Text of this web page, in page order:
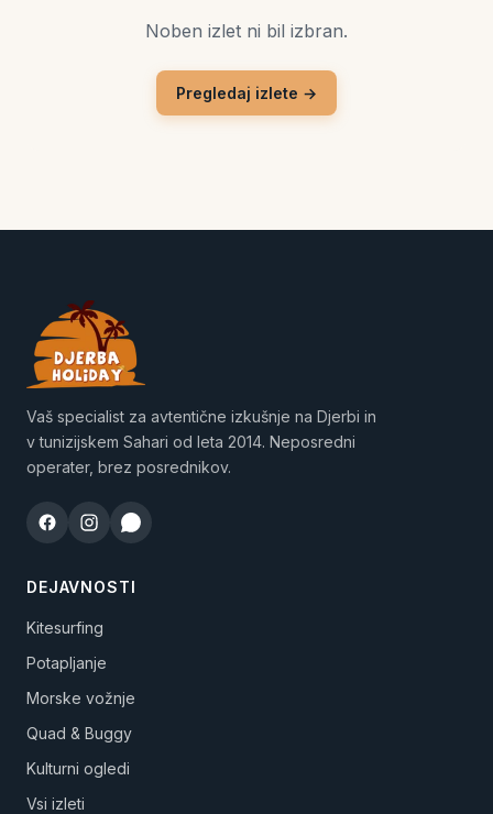
Noben izlet ni bil izbran.
Pregledaj izlete →
Vaš specialist za avtentične izkušnje na Djerbi in
v tunizijskem Sahari od leta 2014. Neposredni
operater, brez posrednikov.
DEJAVNOSTI
Kitesurfing
Potapljanje
Morske vožnje
Quad & Buggy
Kulturni ogledi
Vsi izleti